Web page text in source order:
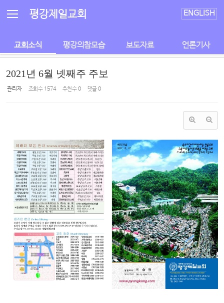
평강제일교회 ENGLISH
교회소식 평강의참모습 보도자료 언론기사
2021년 6월 넷째주 주보
관리자 조회 수 1574 추천 수0 댓글0